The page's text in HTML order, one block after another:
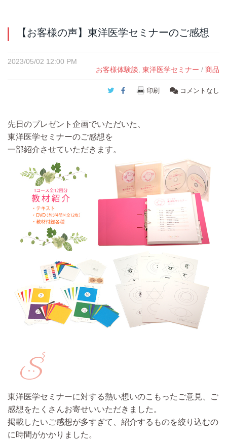
【お客様の声】東洋医学セミナーのご感想
2023/05/02 12:00 PM
お客様体験談 東洋医学セミナー / 商品
Twitter
Facebook
印刷 コメントなし
先日のプレゼント企画でいただいた、
東洋医学セミナーのご感想を
一部紹介させていただきます。
東洋医学セミナーに対する熱い想いのこもったご意見、ご
感想をたくさんお寄せいいただきました。
掲載したいご感想が多すぎて、紹介するものを絞り込むの
に時間がかかりました。